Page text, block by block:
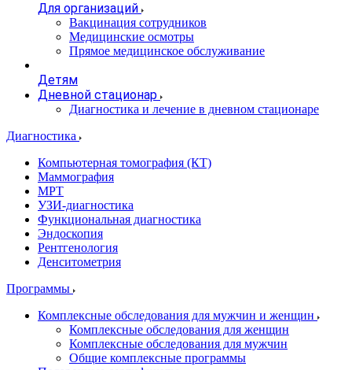
Для организаций
Вакцинация сотрудников
Медицинские осмотры
Прямое медицинское обслуживание
Детям
Дневной стационар
Диагностика и лечение в дневном стационаре
Диагностика
Компьютерная томография (КТ)
Маммография
МРТ
УЗИ-диагностика
Функциональная диагностика
Эндоскопия
Рентгенология
Денситометрия
Программы
Комплексные обследования для мужчин и женщин
Комплексные обследования для женщин
Комплексные обследования для мужчин
Общие комплексные программы